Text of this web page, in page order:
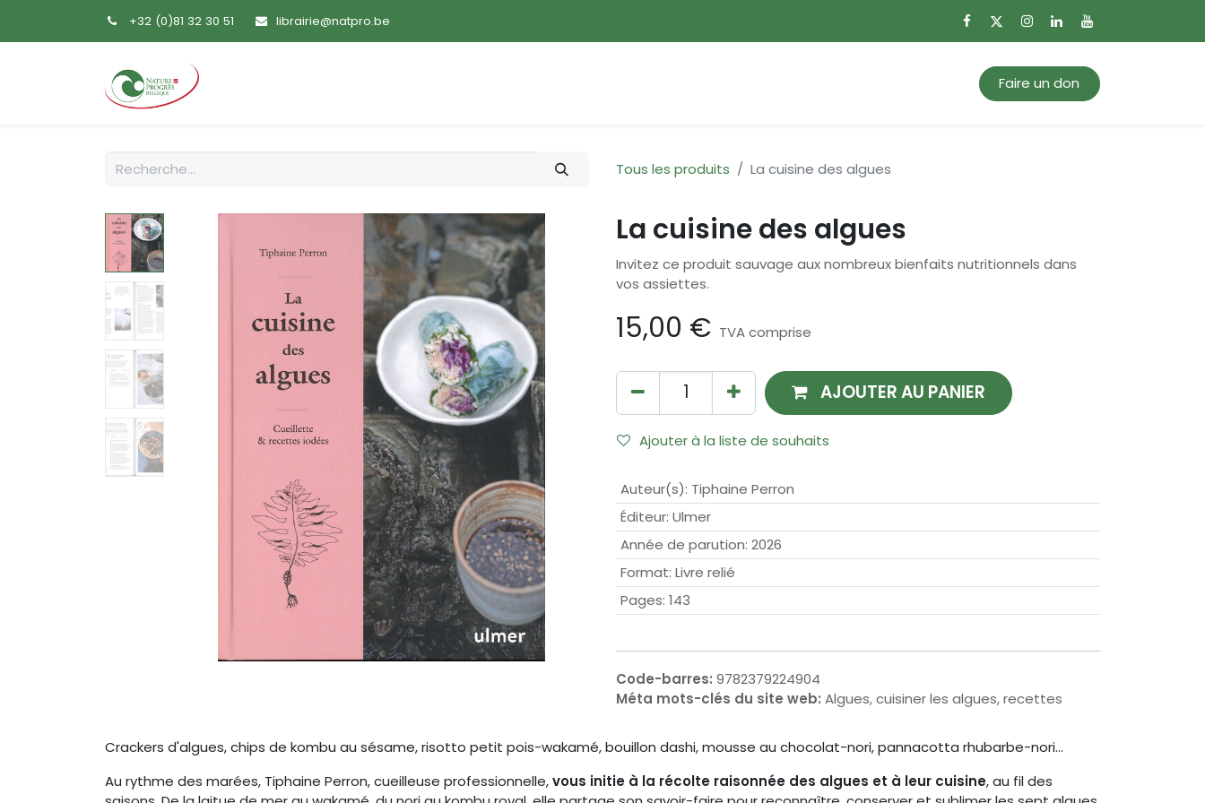
+32 (0)81 32 30 51 librairie@natpro.be
Faire un don
Tous les produits La cuisine des algues
La cuisine des algues
Invitez ce produit sauvage aux nombreux bienfaits nutritionnels dans
vos assiettes.
15,00 € TVA comprise
AJOUTER AU PANIER
Ajouter à la liste de souhaits
Auteur(s): Tiphaine Perron
Éditeur: Ulmer
Année de parution: 2026
Format: Livre relié
Pages: 143
Code-barres: 9782379224904
Méta mots-clés du site web: Algues, cuisiner les algues, recettes
Crackers d'algues, chips de kombu au sésame, risotto petit pois-wakamé, bouillon dashi, mousse au chocolat-nori, pannacotta rhubarbe-nori...
Au rythme des marées, Tiphaine Perron, cueilleuse professionnelle,vous initie à la récolte raisonnée des algues et à leur cuisine, au fil des